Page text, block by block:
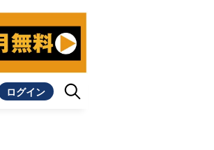
ログイン